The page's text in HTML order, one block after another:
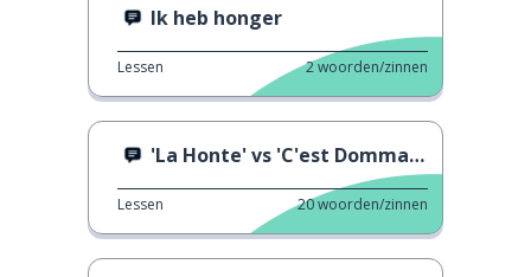
Ik heb honger
Lessen 2woorden/zinnen
'La Honte' vs 'C'est Dommage' 2
Lessen 20woorden/zinnen